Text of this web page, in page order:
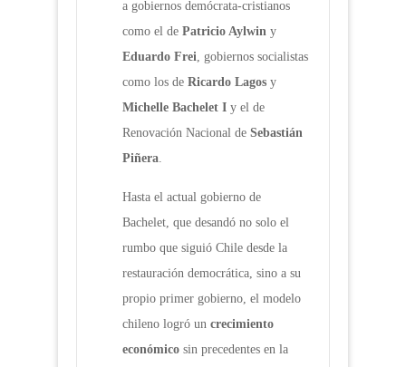
a gobiernos demócrata-cristianos
como el de Patricio Aylwin y
Eduardo Frei, gobiernos socialistas
como los de Ricardo Lagos y
Michelle Bachelet I y el de
Renovación Nacional de Sebastián
Piñera.
Hasta el actual gobierno de
Bachelet, que desandó no solo el
rumbo que siguió Chile desde la
restauración democrática, sino a su
propio primer gobierno, el modelo
chileno logró un crecimiento
económico sin precedentes en la